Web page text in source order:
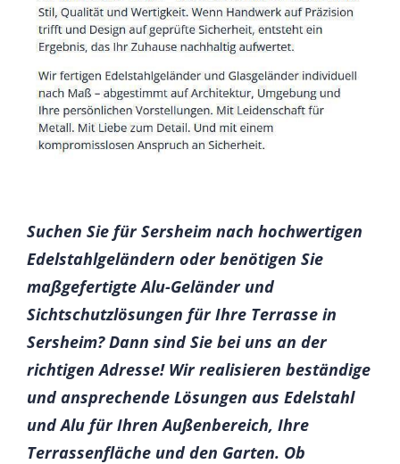
Suchen Sie für Sersheim nach hochwertigen
Edelstahlgeländern oder benötigen Sie
maßgefertigte Alu-Geländer und
Sichtschutzlösungen für Ihre Terrasse in
Sersheim? Dann sind Sie bei uns an der
richtigen Adresse! Wir realisieren beständige
und ansprechende Lösungen aus Edelstahl
und Alu für Ihren Außenbereich, Ihre
Terrassenfläche und den Garten. Ob